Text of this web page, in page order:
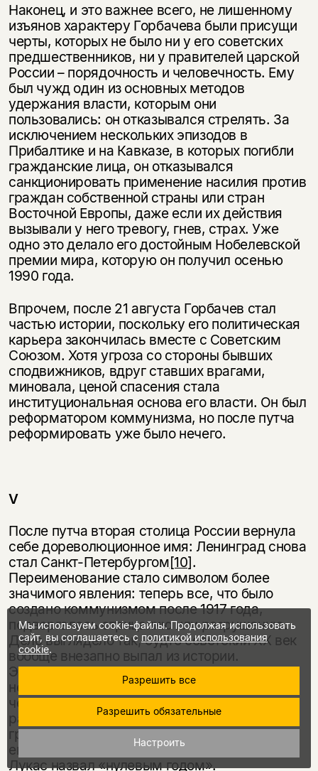
Наконец, и это важнее всего, не лишенному
изъянов характеру Горбачева были присущи
черты, которых не было ни у его советских
предшественников, ни у правителей царской
России – порядочность и человечность. Ему
был чужд один из основных методов
удержания власти, которым они
пользовались: он отказывался стрелять. За
исключением нескольких эпизодов в
Прибалтике и на Кавказе, в которых погибли
гражданские лица, он отказывался
санкционировать применение насилия против
граждан собственной страны или стран
Восточной Европы, даже если их действия
вызывали у него тревогу, гнев, страх. Уже
одно это делало его достойным Нобелевской
премии мира, которую он получил осенью
1990 года.
Впрочем, после 21 августа Горбачев стал
частью истории, поскольку его политическая
карьера закончилась вместе с Советским
Союзом. Хотя угроза со стороны бывших
сподвижников, вдруг ставших врагами,
миновала, ценой спасения стала
институциональная основа его власти. Он был
реформатором коммунизма, но после путча
реформировать уже было нечего.
V
После путча вторая столица России вернула
себе дореволюционное имя: Ленинград снова
стал Санкт-Петербургом[10].
Переименование стало символом более
значимого явления: теперь все, что было
создано коммунизмом после 1917 года,
подвергалось отрицанию или разрушению.
Дело выглядело так, будто советский XX век
вообще внезапно выпал из истории.
Экономическая и политическая система,
некогда объединявшая 300 миллионов
человек, рухнула, оставив после себя
разрозненные фрагменты. Для советских
граждан 1991 год стал тем же, чем был для
европейцев 1945-й, который историк Джон
Лукас назвал «нулевым годом».
Мы используем cookie-файлы. Продолжая использовать
сайт, вы соглашаетесь с политикой использования
cookie.
Разрешить все
Разрешить обязательные
Настроить